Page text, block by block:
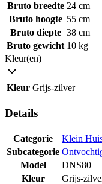
Bruto breedte 24 cm
Bruto hoogte 55 cm
Bruto diepte 38 cm
Bruto gewicht 10 kg
Kleur(en)
Kleur Grijs-zilver
Details
Categorie
Klein
Subcategorie
Model
DNS80
Kleur
Grijs-